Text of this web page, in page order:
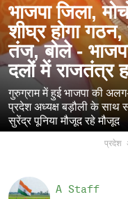
भाजपा जिला,
शीघ्र होगा
तंज, बोले -
दलों में राजतंत्र
गुरुग्राम में हुई भाजपा की
प्रदेश अध्यक्ष बड़ौली के साथ
सुरेंद्र पूनिया मौजूद रहे मौजूद
प्रदेश
A Staff